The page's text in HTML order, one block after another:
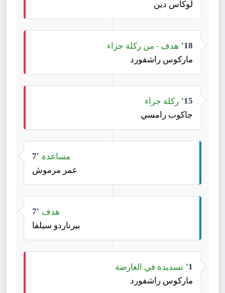
لوكاس دين
18'
هدف - من ركلة جزاء
ماركوس راشفورد
15' ركلة جزاء
جاكوب رامسي
7' مساعدة
عمر مرموش
7' هدف
بيرناردو سيلفا
1' تسديدة في العارضة
ماركوس راشفورد